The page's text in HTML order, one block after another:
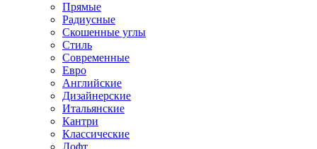
Прямые
Радиусные
Скошенные углы
Стиль
Современные
Евро
Английские
Дизайнерские
Итальянские
Кантри
Классические
Лофт